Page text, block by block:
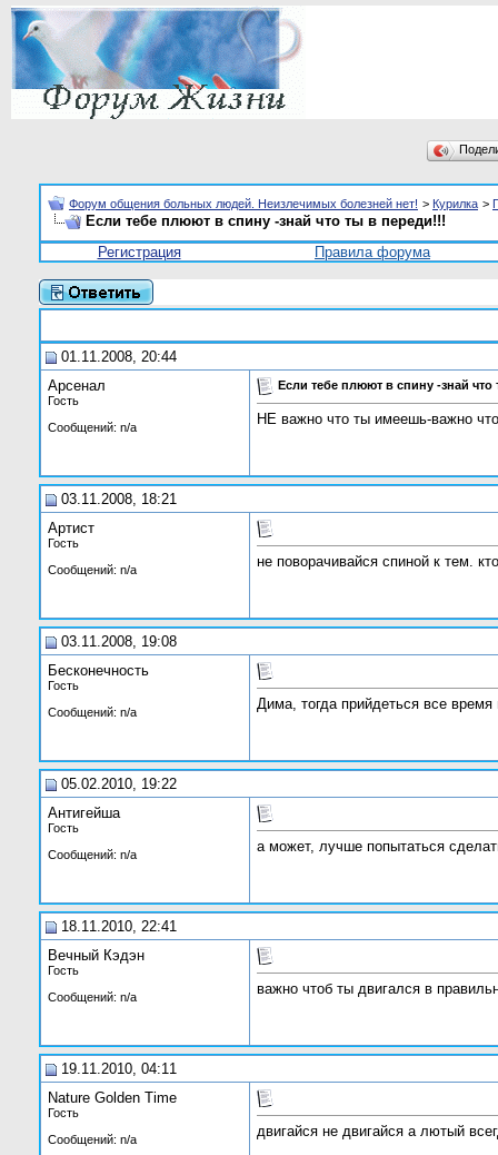
Форум общения больных людей. Неизлечимых болезней нет! > Курилка >
Если тебе плюют в спину -знай что ты в переди!!!
Регистрация
Правила форума
01.11.2008, 20:44
Арсенал
Гость
Сообщений: n/a
Если тебе плюют в спину -знай
НЕ важно что ты имеешь-важно
03.11.2008, 18:21
Артист
Гость
Сообщений: n/a
не поворачивайся спиной к тем.
03.11.2008, 19:08
Бесконечность
Гость
Сообщений: n/a
Дима, тогда прийдеться все
05.02.2010, 19:22
Антигейша
Гость
Сообщений: n/a
а может, лучше попытаться
18.11.2010, 22:41
Вечный Кэдэн
Гость
Сообщений: n/a
важно чтоб ты двигался в
19.11.2010, 04:11
Nature Golden Time
Гость
Сообщений: n/a
двигайся не двигайся а лютый